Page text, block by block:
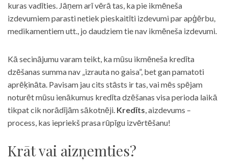
kuras vadīties. Jāņem arī vērā tas, ka pie ikmēneša
izdevumiem parasti netiek pieskaitīti izdevumi par apģērbu,
medikamentiem utt., jo daudziem tie nav ikmēneša izdevumi.
Kā secinājumu varam teikt, ka mūsu ikmēneša kredīta
dzēšanas summa nav „izrauta no gaisa”, bet gan pamatoti
aprēķināta. Pavisam jau cits stāsts ir tas, vai mēs spējam
noturēt mūsu ienākumus kredīta dzēšanas visa perioda laikā
tikpat cik norādījām sākotnēji. Kredīts, aizdevums –
process, kas iepriekš prasa rūpīgu izvērtēšanu!
Krāt vai aizņemties?